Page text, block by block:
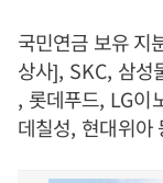
국민연금 보유 지
상사], SKC, 삼성
, 롯데푸드, LG이
데칠성, 현대위아